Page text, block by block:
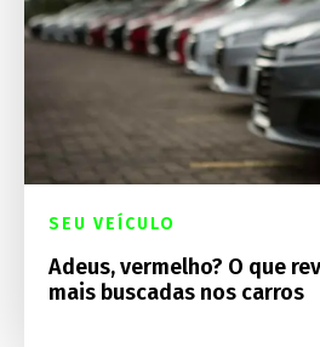
SEU VEÍCULO
Adeus, vermelho? O que
mais buscadas nos carros